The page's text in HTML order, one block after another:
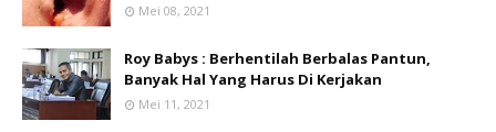
Mei 08, 2021
Roy Babys : Berhentilah Berbalas Pantun,
Banyak Hal Yang Harus Di Kerjakan
Mei 11, 2021